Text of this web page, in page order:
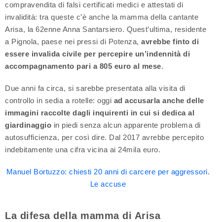
compravendita di falsi certificati medici e attestati di
invalidità: tra queste c’è anche la mamma della cantante
Arisa, la 62enne Anna Santarsiero. Quest’ultima, residente
a Pignola, paese nei pressi di Potenza, avrebbe finto di
essere invalida civile per percepire un’indennità di
accompagnamento pari a 805 euro al mese.
Due anni fa circa, si sarebbe presentata alla visita di
controllo in sedia a rotelle: oggi ad accusarla anche delle
immagini raccolte dagli inquirenti in cui si dedica al
giardinaggio in piedi senza alcun apparente problema di
autosufficienza, per così dire. Dal 2017 avrebbe percepito
indebitamente una cifra vicina ai 24mila euro.
Manuel Bortuzzo: chiesti 20 anni di carcere per aggressori.
Le accuse
La difesa della mamma di Arisa